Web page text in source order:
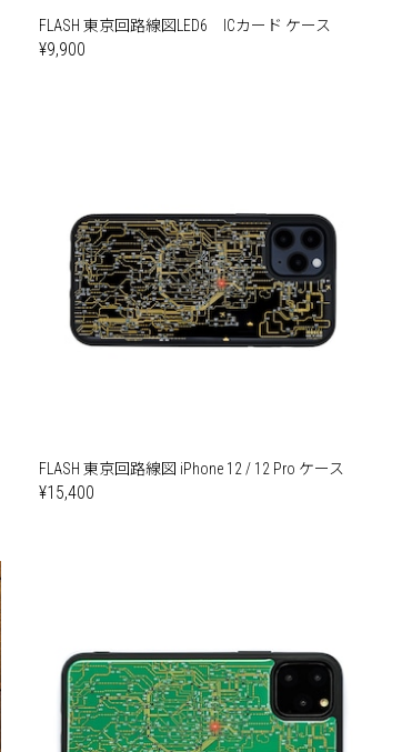
FLASH 東京回路線図LED6 ICカード ケース
¥9,900
FLASH 東京回路線図 iPhone 12 / 12 Pro ケース
¥15,400